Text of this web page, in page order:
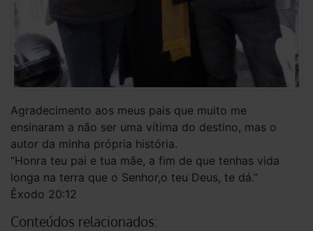
Agradecimento aos meus pais que muito me
ensinaram a não ser uma vítima do destino, mas o
autor da minha própria história.
“Honra teu pai e tua mãe, a fim de que tenhas vida
longa na terra que o Senhor,o teu Deus, te dá.”
Êxodo 20:12
Conteúdos relacionados: